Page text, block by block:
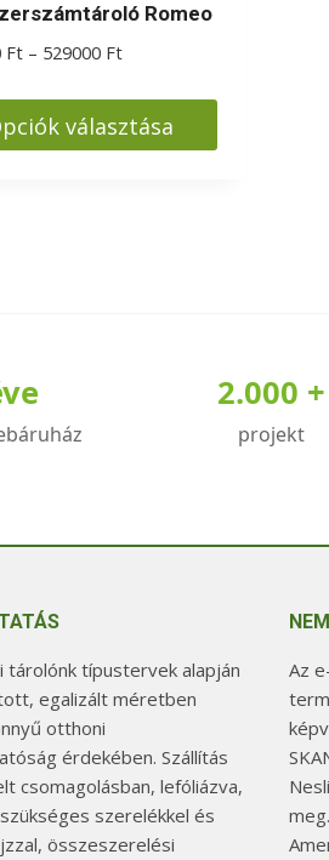
Romeo
Ft – 529000 FtÁrtartomány:
-
529000 Ft
választása
2.000 +
projekt
tárolónk típustervek alapján
egalizált méretben
otthoni
érdekében. Szállítás
csomagolásban, lefóliázva,
szerelékkel és
összeszerelési
Az
meg.